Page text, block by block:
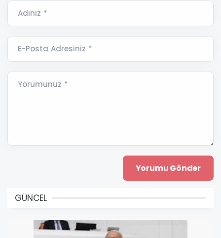
Adınız *
E-Posta Adresiniz *
Yorumunuz *
GÜNCEL